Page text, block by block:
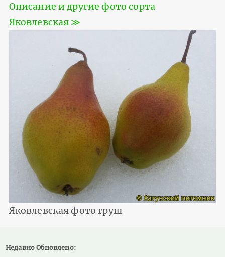
Описание и другие фото сорта
Яковлевская ≫
Яковлевская фото груш
Недавно Обновлено: